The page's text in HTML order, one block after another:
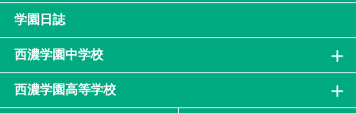
学園日誌
西濃学園中学校
西濃学園高等学校